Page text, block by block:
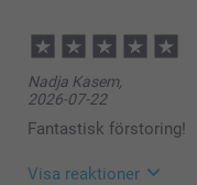
Nadja Kasem,
2026-07-22
Fantastisk förstoring!
Visa reaktioner